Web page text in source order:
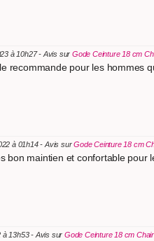
à 10h27 - Avis sur Gode Ceinture 18 cm
recommande pour les hommes
à 01h14 - Avis surGode Ceinture 18 cm
bon maintien et confortable pour
13h53 - Avis sur Gode Ceinture 18 cm Chair